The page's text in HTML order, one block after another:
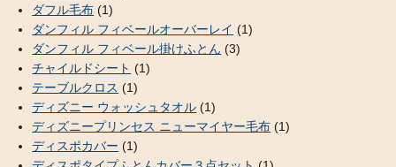
ダフル毛布 (1)
ダンフィル フィベールオーバーレイ (1)
ダンフィル フィベール掛けふとん (3)
チャイルドシート (1)
テーブルクロス (1)
ディズニー ウォッシュタオル (1)
ディズニープリンセス ニューマイヤー毛布 (1)
ディスポカバー (1)